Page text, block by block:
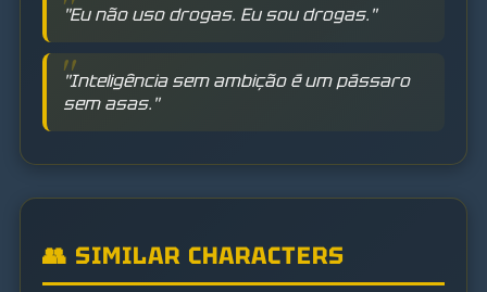
"Eu não uso drogas. Eu sou drogas."
"Inteligência sem ambição é um pássaro
sem asas."
👥 SIMILAR CHARACTERS